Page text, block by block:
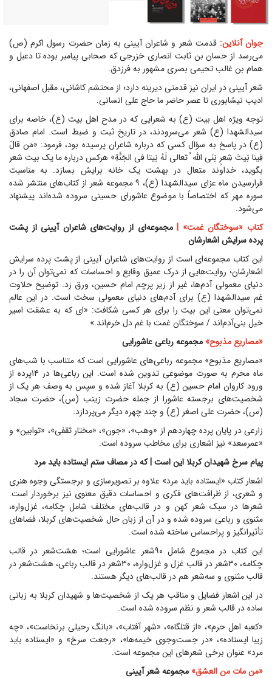
جوان آنلاین: قدمت شعر و شاعران آیینی به زمان حضرت رسول اکرم (ص)
می‌رسد از حسان بن ثابت انصاری خزرجی که صحابی پیامبر بوده تا دعبل و
همام بن غالب تحیمی بصری مشهور به فرزدق.
شعر آیینی در ایران نیز قدمتی دیرینه دارد؛ از محتشم کاشانی، مقبل اصفهانی،
ادیب نیشابوری تا عصر حاضر ما حاج علی انسانی.
توجه ویژه اهل بیت (ع) به شعرایی که در مدح اهل بیت (ع)، خاصه برای
سیدالشهدا (ع) شعر می‌سرودند، در تاریخ ثبت و ضبط است. امام صادق
(ع) در پاسخ به سؤال کسی که درباره شاعران پرسیده بود، فرمود: «مَن قالَ
فِینا بَیتَ شِعرٍ بَنَى اللّه ُ تعالى لَهُ بَیتا فی الجَنَّةِ» هرکس درباره ما یک بیت شعر
بگوید، خداوند متعال در بهشت یک خانه برایش بسازد. به مناسبت
فرارسیدن ماه عزای سیدالشهدا (ع)، ۹ مجموعه شعر از کتاب‌های منتشر شده
سوره مهر که اختصاصاً با موضوع عاشورای حسینی سروده شده‌اند پیشنهاد
می‌شود.
کتاب «سوختگان غمت» |مجموعه‌ای از روایت‌های شاعران آیینی از پشت
پرده سرایش اشعارشان
این کتاب مجموعه‌ای است از روایت‌های شاعران آیینی از پشت پرده سرایش
اشعارشان؛ روایت‌هایی از درک عمیق وقایع و احساسات که نمی‌توان آن را در
دنیای معمولی آدم‌ها، غیر از زیر پرچم امام حسین، ورق زد. توضیح حلاوت
غم سیدالشهدا (ع) برای آدم‌های دنیای معمولی سخت است. در این عالم
نمی‌توان معنی این بیت را برای هر کسی شکافت: «ای که به عشقت اسیر
خیل بنی‌آدم‌اند / سوختگان غمت با غم دل خرم‌اند.»
«مصاریع مذبوح» مجموعه رباعی عاشورایی
«مصاریع مذبوح» مجموعه رباعی‌های عاشورایی است که متناسب با شب‌های
ماه محرم به صورت موضوعی تدوین شده است. این رباعی‌ها در ۱۴پرده از
ورود کاروان امام حسین (ع) به کربلا آغاز شده و سپس به وصف هر یک از
شخصیت‌های برجسته عاشورا از جمله حضرت زینب (س)، حضرت سجاد
(س)، حضرت علی اصغر (ع) و چند چهره دیگر می‌پردازد.
زارعی در پایان پرده چهاردهم از «وهب»، «جون»، «مختار ثقفی»، «توابین» و
«عمرسعد» نیز اشعاری برای مخاطب سروده است.
پیام سرخ شهیدان کربلا این است |که در مصاف ستم ایستاده باید مرد
اشعار کتاب «ایستاده باید مرد» علاوه بر تصویرسازی و برجستگی وجوه هنری
و شعری، از ظرافت‌های فکری و احساسات دقیق معنوی نیز برخوردار است.
شعر‌ها در سبک شعر کهن و در قالب‌های مختلف شامل چکامه، غزل‌واره،
مثنوی و رباعی سروده شده و در آن از زبان حال شخصیت‌های کربلا، فضا‌های
تأثیرانگیز و پراحساس ساخته شده است.
این کتاب در مجموع شامل ۹۰شعر عاشورایی است؛ هشت‌شعر در قالب
چکامه، ۳۰شعر در قالب غزل و غزل‌واره، ۳۰شعر در قالب رباعی، هشت‌شعر در
قالب مثنوی و سه‌شعر هم در قالب‌های دیگر هستند.
در این اشعار فضایل و مناقب هر یک از شخصیت‌ها و شهیدان کربلا به زبانی
ساده در قالب شعر و نظم سروده شده است.
«کعبه اهل حرم»، «از قتلگاه»، «شهر آفتاب»، «بانگ رحیلی برنخاست»، «چه
زیبا ایستاده»، «در جست‌وجوی خیمه‌ها»، «رجعت سرخ» و «ایستاده باید
مرد» عنوان برخی شعر‌های این مجموعه است.
«من مات من العشق» مجموعه شعر آیینی